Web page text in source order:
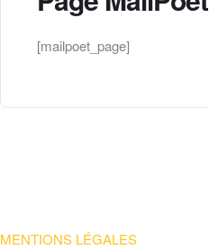
[mailpoet_page]
MENTIONS LÉGALES